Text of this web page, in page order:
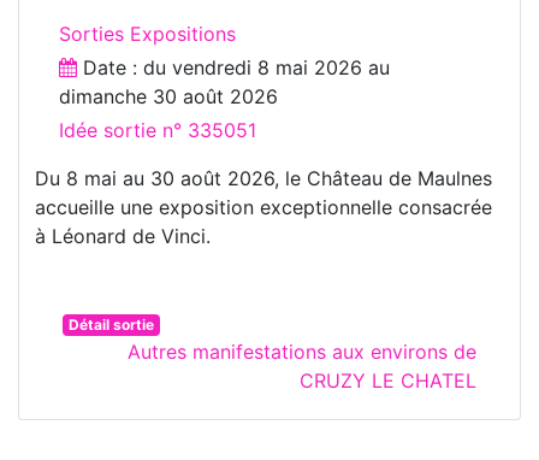
Sorties Expositions
Date : du vendredi 8 mai 2026 au
dimanche 30 août 2026
Idée sortie n° 335051
Du 8 mai au 30 août 2026, le Château de Maulnes
accueille une exposition exceptionnelle consacrée
à Léonard de Vinci.
Détail sortie
Autres manifestations aux environs de
CRUZY LE CHATEL